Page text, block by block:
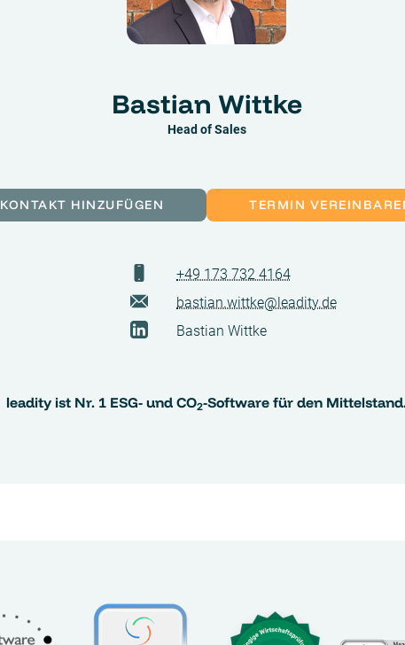
Bastian Wittke
Head of Sales
KONTAKT HINZUFÜGEN TERMIN
+49 173 732 4164
bastian.wittke@leadity.de
Bastian Wittke
leadity ist Nr. 1 ESG- und CO2-Software für den